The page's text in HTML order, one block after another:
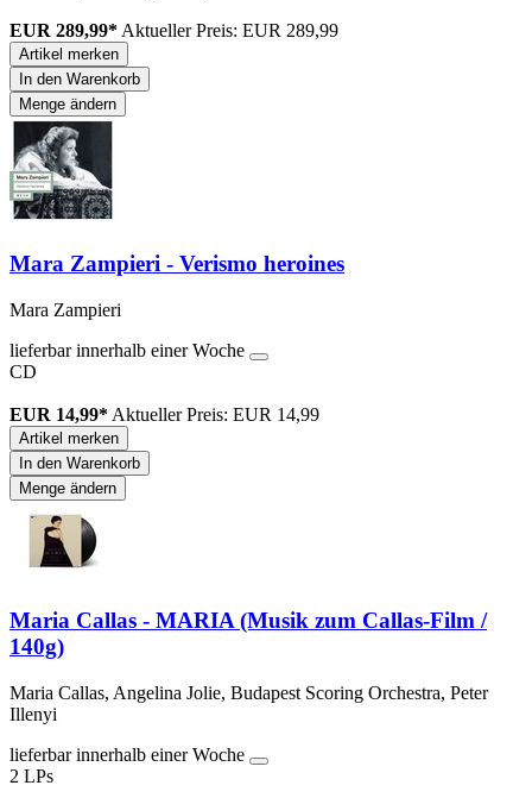
EUR 289,99* Aktueller Preis: EUR 289,99
Artikel merken
In den Warenkorb
Menge ändern
Mara Zampieri - Verismo heroines
Mara Zampieri
lieferbar innerhalb einer Woche
CD
EUR 14,99* Aktueller Preis: EUR 14,99
Artikel merken
In den Warenkorb
Menge ändern
Maria Callas - MARIA (Musik zum Callas-Film /
140g)
Maria Callas, Angelina Jolie, Budapest Scoring Orchestra, Peter
Illenyi
lieferbar innerhalb einer Woche
2 LPs